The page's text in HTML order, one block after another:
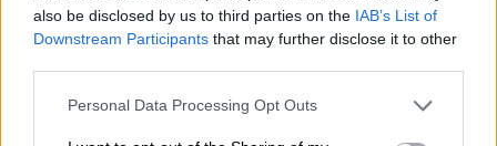
also be disclosed by us to third parties on the IAB’s List of
Downstream Participants that may further disclose it to other
Personal Data Processing Opt Outs
08/08/2026 , 8:22